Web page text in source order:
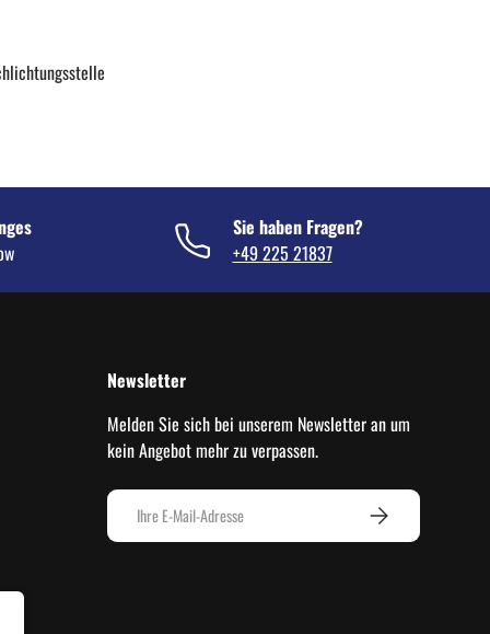
Sie haben Fragen?
+49 225 21837
Newsletter
Melden Sie sich bei unserem Newsletter an um
kein Angebot mehr zu verpassen.
E-Mail ABONNIEREN